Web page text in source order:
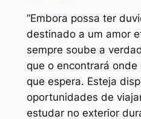
“Embora possa ter
destinado a um amor
sempre soube a
que o encontrará
que espera. Esteja
oportunidades de
estudar no exterior